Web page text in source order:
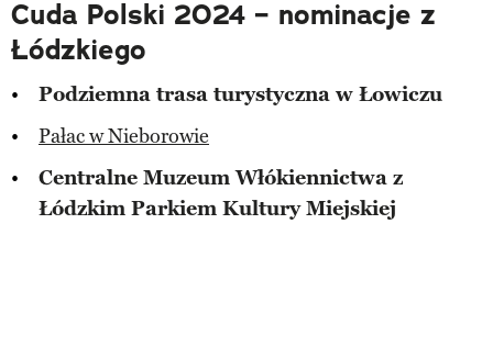
Cuda Polski 2024 – nominacje z
Łódzkiego
Podziemna trasa turystyczna w Łowiczu
Pałac w Nieborowie
Centralne Muzeum Włókiennictwa z
Łódzkim Parkiem Kultury Miejskiej